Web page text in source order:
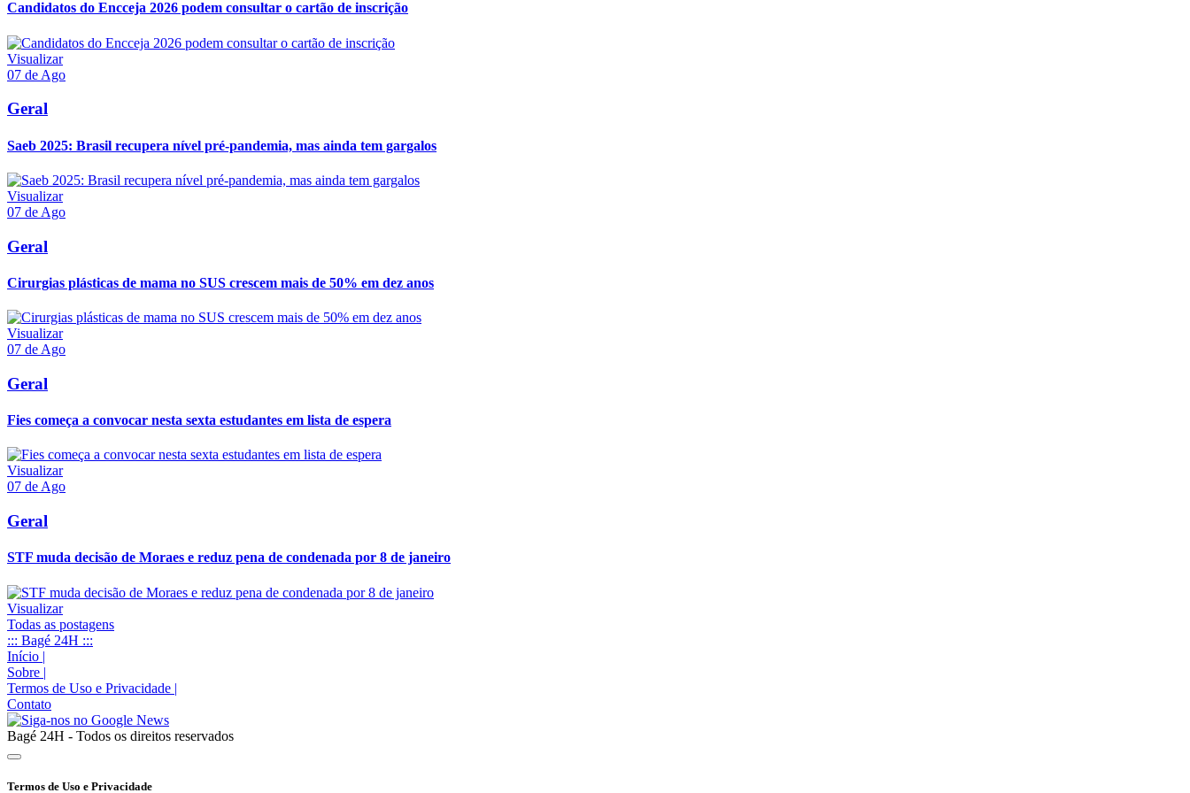
Candidatos do Encceja 2026 podem consultar o cartão de inscrição
Visualizar
07 de Ago
Geral
Saeb 2025: Brasil recupera nível pré-pandemia, mas ainda tem gargalos
Visualizar
07 de Ago
Geral
Cirurgias plásticas de mama no SUS crescem mais de 50% em dez anos
Visualizar
07 de Ago
Geral
Fies começa a convocar nesta sexta estudantes em lista de espera
Visualizar
07 de Ago
Geral
STF muda decisão de Moraes e reduz pena de condenada por 8 de janeiro
Visualizar
Todas as postagens
::: Bagé 24H :::
Início |
Sobre |
Termos de Uso e Privacidade |
Contato
Bagé 24H - Todos os direitos reservados
Termos de Uso e Privacidade